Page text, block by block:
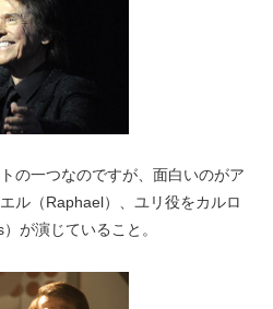
の一つなのですが、面白いのがア
ル（Raphael）、ユリ役をカルロ
が演じていること。